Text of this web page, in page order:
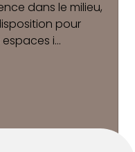
remplacer
refaire la totalité
de b...